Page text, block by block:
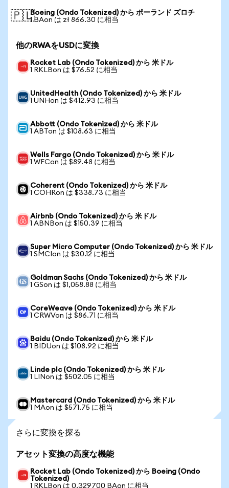
🇵🇱Boeing (Ondo Tokenized) から ポーランド ズロチ
1 BAon は zł 866.30 に相当
他のRWAをUSDに変換
Rocket Lab (Ondo Tokenized) から 米ドル
1 RKLBon は $76.52 に相当
UnitedHealth (Ondo Tokenized) から 米ドル
1 UNHon は $412.93 に相当
Abbott (Ondo Tokenized) から 米ドル
1 ABTon は $108.63 に相当
Wells Fargo (Ondo Tokenized) から 米ドル
1 WFCon は $89.48 に相当
Coherent (Ondo Tokenized) から 米ドル
1 COHRon は $338.73 に相当
Airbnb (Ondo Tokenized) から 米ドル
1 ABNBon は $150.39 に相当
Super Micro Computer (Ondo Tokenized) から 米ドル
1 SMCIon は $30.12 に相当
Goldman Sachs (Ondo Tokenized) から 米ドル
1 GSon は $1,058.88 に相当
CoreWeave (Ondo Tokenized) から 米ドル
1 CRWVon は $86.71 に相当
Baidu (Ondo Tokenized) から 米ドル
1 BIDUon は $108.92 に相当
Linde plc (Ondo Tokenized) から 米ドル
1 LINon は $502.05 に相当
Mastercard (Ondo Tokenized) から 米ドル
1 MAon は $571.75 に相当
さらに変換を探る
アセット変換の高度な機能
Rocket Lab (Ondo Tokenized) から Boeing (Ondo
Tokenized)
1 RKLBon は 0.329700 BAon に相当